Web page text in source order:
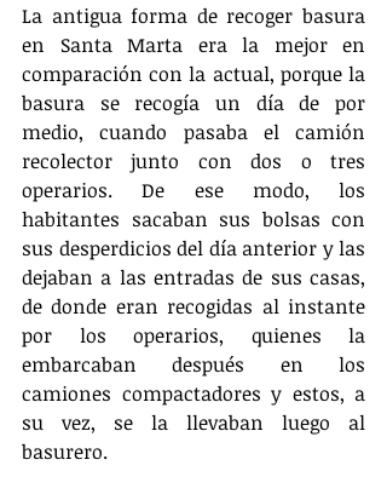
La antigua forma de recoger basura
en Santa Marta era la mejor en
comparación con la actual, porque la
basura se recogía un día de por
medio, cuando pasaba el camión
recolector junto con dos o tres
operarios. De ese modo, los
habitantes sacaban sus bolsas con
sus desperdicios del día anterior y las
dejaban a las entradas de sus casas,
de donde eran recogidas al instante
por los operarios, quienes la
embarcaban después en los
camiones compactadores y estos, a
su vez, se la llevaban luego al
basurero.